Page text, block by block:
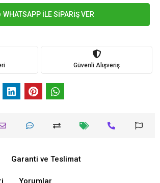
WHATSAPP İLE SİPARİŞ VER
Güvenli Alışveriş
Garanti ve Teslimat
Yorumlar